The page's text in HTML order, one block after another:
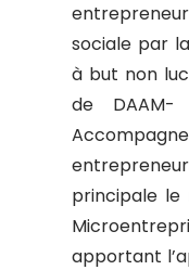
sociale par
à but non
de DAAM- دعم « Développement,
principale le
apportant